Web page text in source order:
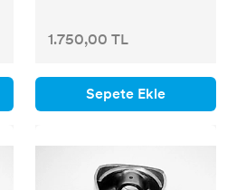
1.750,00 TL
Sepete Ekle